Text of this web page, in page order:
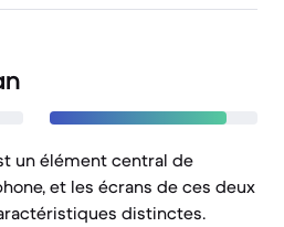
un élément central de
et les écrans de ces deux
distinctes.